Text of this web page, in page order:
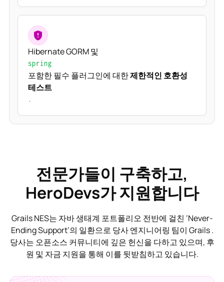
Hibernate GORM 및
spring
포함한 필수 플러그인에 대한제한적인 호환성
테스트
.
전문가들이 구축하고,
HeroDevs가 지원합니다
Grails NES는 자바 생태계 포트폴리오 전반에 걸친 ‘Never-
Ending Support’의 일환으로 당사 엔지니어링 팀이 Grails .
당사는 오픈소스 커뮤니티에 깊은 헌신을 다하고 있으며, 후
원 및 자금 지원을 통해 이를 뒷받침하고 있습니다.